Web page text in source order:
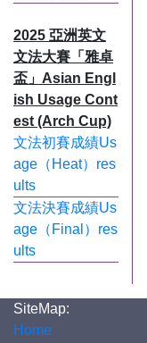
2025 亞洲英文
文法大賽「雅卓
盃」Asian Engl
ish Usage Cont
est (Arch Cup)
文法初賽成績Us
age（Heat）res
ults
文法決賽成績Us
age（Final）res
ults
SiteMap:
Home